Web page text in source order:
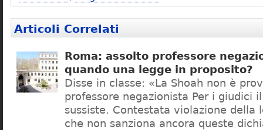
Articoli Correlati
Roma: assolto professore
quando una legge in proposito?
Disse in classe: «La Shoah non è
professore negazionista Per i giudici
sussiste. Contestata violazione della
che non sanziona ancora queste